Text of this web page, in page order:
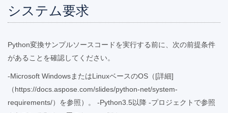
システム要求
Python変換サンプルソースコードを実行する前に、次の前提条件
があることを確認してください。
-Microsoft WindowsまたはLinuxベースのOS（[詳細]
（https://docs.aspose.com/slides/python-net/system-
requirements/）を参照）。 -Python3.5以降 -プロジェクトで参照